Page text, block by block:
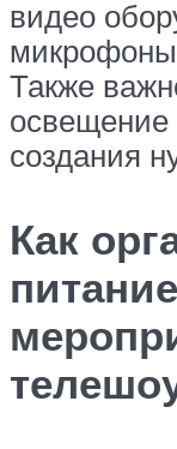
видео
Также
создания
Как